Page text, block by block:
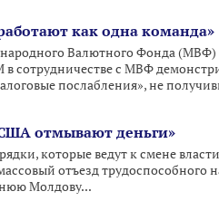
как одна команда»
Валютного Фонда
сотрудничестве с МВФ
послабления», не
отмывают деньги»
которые ведут к смене
отъезд трудоспособного
Молдову...